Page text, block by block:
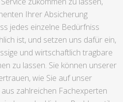
Ihrer Absicherung
jedes einzelne Bedürfniss
ist, und setzen uns dafür ein,
und wirtschaftlich tragbare
zu lassen. Sie können unserer
wie Sie auf unser
zahlreichen Fachexperten